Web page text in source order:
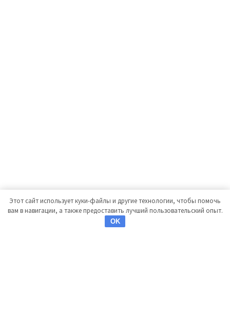
Этот сайт использует куки-файлы и другие технологии, чтобы помочь
вам в навигации, а также предоставить лучший пользовательский опыт.
OK